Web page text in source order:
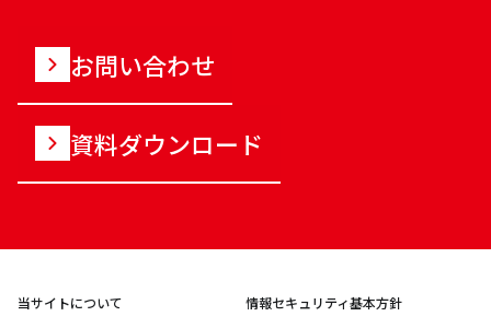
お問い合わせ
資料ダウンロード
当サイトについて 情報セキュリティ基本方針